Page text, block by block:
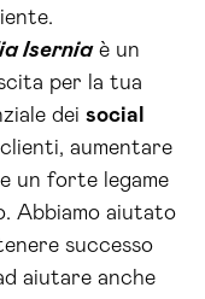
Iserniaè un
per la tua
dei social
aumentare
un forte legame
Abbiamo aiutato
successo
aiutare anche